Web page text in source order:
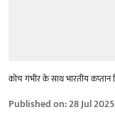
कोच गंभीर के सा‌थ भारतीय कप्तान
Published on:28 Jul